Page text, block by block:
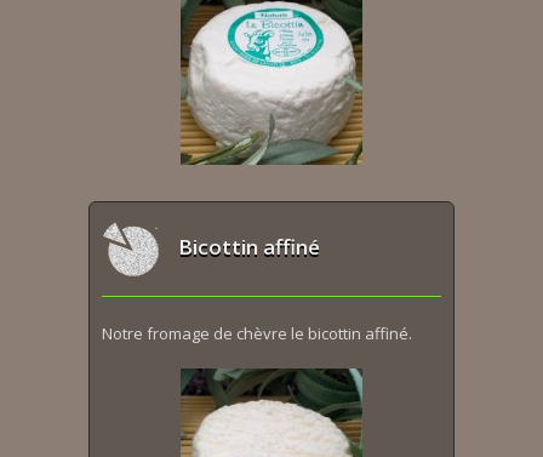
Bicottin affiné
Notre fromage de chèvre le bicottin affiné.